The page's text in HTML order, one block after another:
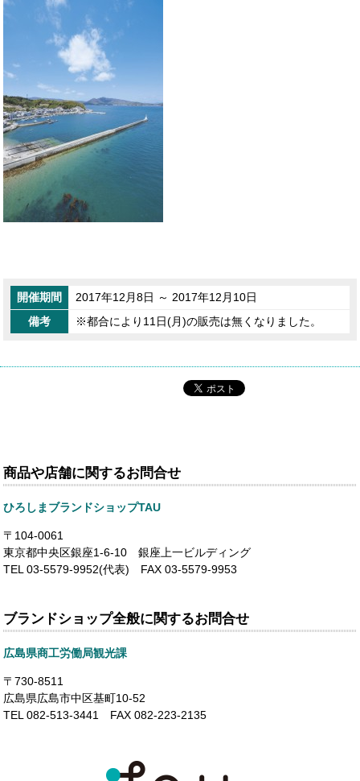
開催期間
2017年12月8日 ～ 2017年12月10日
備考
※都合により11日(月)の販売は無くなりました。
商品や店舗に関するお問合せ
ひろしまブランドショップTAU
〒104-0061
東京都中央区銀座1-6-10 銀座上一ビルディング
TEL 03-5579-9952(代表) FAX 03-5579-9953
ブランドショップ全般に関するお問合せ
広島県商工労働局観光課
〒730-8511
広島県広島市中区基町10-52
TEL 082-513-3441 FAX 082-223-2135